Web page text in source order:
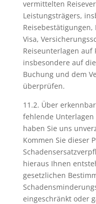
vermittelten
Leistungsträgers,
Visa,
Reiseunterlagen auf
insbesondere auf
Buchung und dem
überprüfen.
11.2. Über
fehlende
haben Sie uns
Kommen Sie dieser
hieraus Ihnen
gesetzlichen
eingeschränkt oder